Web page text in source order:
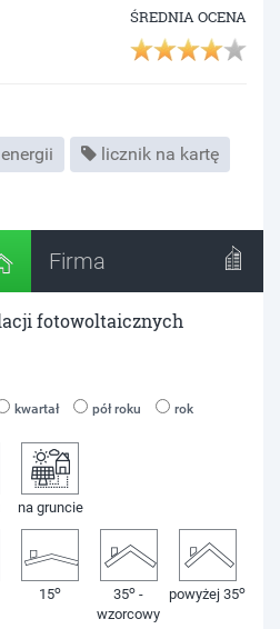
ŚREDNIA OCENA
licznik na kartę
Firma
fotowoltaicznych
kwartał pół roku rok
na gruncie
15o 35o -
wzorcowy
powyżej 35o